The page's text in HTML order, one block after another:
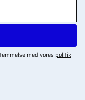
med vores politik